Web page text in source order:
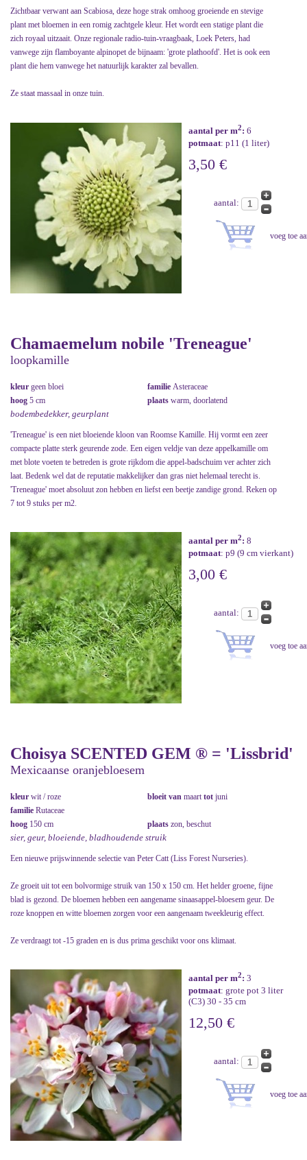
Zichtbaar verwant aan Scabiosa, deze hoge strak omhoog groeiende en stevige
plant met bloemen in een romig zachtgele kleur. Het wordt een statige plant die
zich royaal uitzaait. Onze regionale radio-tuin-vraagbaak, Loek Peters, had
vanwege zijn flamboyante alpinopet de bijnaam: 'grote plathoofd'. Het is ook een
plant die hem vanwege het natuurlijk karakter zal bevallen.
Ze staat massaal in onze tuin.
aantal per m2: 6
potmaat: p11 (1 liter)
3,50 €
aantal:
Chamaemelum nobile 'Treneague'
loopkamille
kleur geen bloei familie Asteraceae
hoog 5 cm plaats warm, doorlatend
bodembedekker, geurplant
'Treneague' is een niet bloeiende kloon van Roomse Kamille. Hij vormt een zeer
compacte platte sterk geurende zode. Een eigen veldje van deze appelkamille om
met blote voeten te betreden is grote rijkdom die appel-badschuim ver achter zich
laat. Bedenk wel dat de reputatie makkelijker dan gras niet helemaal terecht is.
'Treneague' moet absoluut zon hebben en liefst een beetje zandige grond. Reken op
7 tot 9 stuks per m2.
aantal per m2: 8
potmaat: p9 (9 cm vierkant)
3,00 €
aantal:
Choisya SCENTED GEM ® = 'Lissbrid'
Mexicaanse oranjebloesem
kleur wit / roze bloeit van maart tot juni
familie Rutaceae
hoog 150 cm plaats zon, beschut
sier, geur, bloeiende, bladhoudende struik
Een nieuwe prijswinnende selectie van Peter Catt (Liss Forest Nurseries).
Ze groeit uit tot een bolvormige struik van 150 x 150 cm. Het helder groene, fijne
blad is gezond. De bloemen hebben een aangename sinaasappel-bloesem geur. De
roze knoppen en witte bloemen zorgen voor een aangenaam tweekleurig effect.
Ze verdraagt tot -15 graden en is dus prima geschikt voor ons klimaat.
aantal per m2: 3
potmaat: grote pot 3 liter
(C3) 30 - 35 cm
12,50 €
aantal: